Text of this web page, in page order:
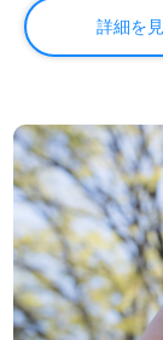
とが可能です
力で、利用者
この求人に関
りとサポート
い。医療・福
【ウィルオブ
取り扱いや年
できます。転
ルとして、あ
詳細を